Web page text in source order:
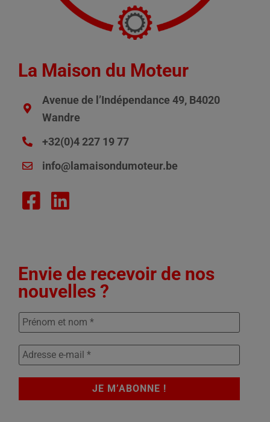
La Maison du Moteur
Avenue de l’Indépendance 49, B4020
Wandre
+32(0)4 227 19 77
info@lamaisondumoteur.be
Envie de recevoir de nos
nouvelles ?